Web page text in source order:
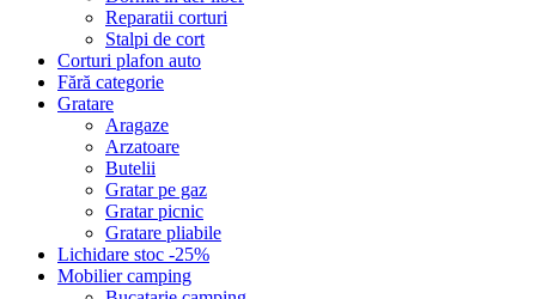
Reparatii corturi
Stalpi de cort
Corturi plafon auto
Fără categorie
Gratare
Aragaze
Arzatoare
Butelii
Gratar pe gaz
Gratar picnic
Gratare pliabile
Lichidare stoc -25%
Mobilier camping